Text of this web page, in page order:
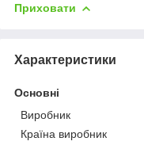
Приховати
Характеристики
Основні
Виробник
Країна виробник